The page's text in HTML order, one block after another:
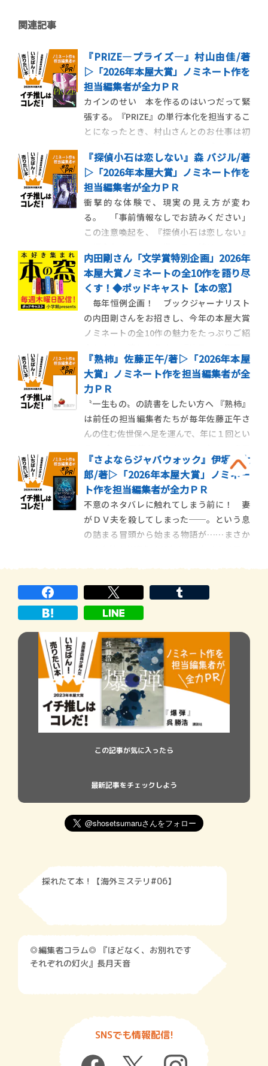
関連記事
『PRIZE―プライズ―』村山由佳/著
▷「2026年本屋大賞」ノミネート作を
担当編集者が全力ＰＲ
カインのせい 本を作るのはいつだって緊
張する。『PRIZE』の単行本化を担当するこ
とになったとき、村山さんとのお仕事は初
キした。でもあの緊張は、いつもとは異質
な源泉から来るものだった。天羽カインの
せいだ。『PRIZE』の主人公である天羽カイ
ンは、本屋大賞（！）にも輝いたことがあ
る大
『探偵小石は恋しない』森 バジル/著
▷「2026年本屋大賞」ノミネート作を
担当編集者が全力ＰＲ
衝撃的な体験で、現実の見え方が変わ
る。 「事前情報なしでお読みください」
この注意喚起を、『探偵小石は恋しない』
た。まっさらな状態でお読みいただくこと
が、本作を一番楽しんでいただく方法だか
らです。それゆえに本作は、〝何が面白い
のか〟についての情報も限りなく絞られて
展開されてきました。
内田剛さん「文学賞特別企画」2026年
本屋大賞ノミネートの全10作を語り尽
くす！◆ポッドキャスト【本の窓】
毎年恒例企画！ ブックジャーナリスト
の内田剛さんをお招きし、今年の本屋大賞
ノミネートの全10作の魅力をたっぷりご紹
いこさん『ありか』、朝井リョウさん『イ
ン・ザ・メガチャーチ』、櫻田智也さん
『失われた貌』、夏川草介さん『エピクロ
スの処方箋』の５作です。
『熟柿』佐藤正午/著▷「2026年本屋
大賞」ノミネート作を担当編集者が全
力ＰＲ
〝一生もの〟の読書をしたい方へ 『熟柿』
は前任の担当編集者たちが毎年佐藤正午さ
んの住む佐世保へ足を運んで、年に１回とい
を経て単行本になりました。自分が『熟
柿』チームに加わったのは最後の１年、物
語の終盤に差し掛かってからでした。文芸
編集部に異動してきたばかりの自分の感想
や拙い意見も聞
『さよならジャバウォック』伊坂幸太
郎/著▷「2026年本屋大賞」ノミネー
ト作を担当編集者が全力ＰＲ
不意のネタバレに触れてしまう前に！ 妻
がＤＶ夫を殺してしまった──。という息
の詰まる冒頭から始まる物語が……まさか
せるミステリーを書きたい！」と思われた
ことだそうですが『さよならジャバウォッ
この記事が気に入ったら
最新記事をチェックしよう
採れたて本！【海外ミステリ#06】
◎編集者コラム◎ 『ほどなく、お別れです
それぞれの灯火』長月天音
SNSでも情報配信!